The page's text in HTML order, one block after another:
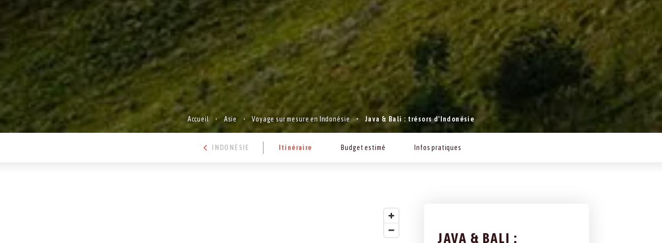
Accueil Asie Voyage sur mesure en Indonésie Java & Bali : trésors d'Indonésie
INDONÉSIE Itinéraire Budget estimé Infos pratiques
JAVA & BALI :